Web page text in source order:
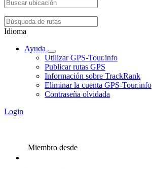
Idioma
Ayuda
Utilizar GPS-Tour.info
Publicar rutas GPS
Información sobre TrackRank
Eliminar la cuenta GPS-Tour.info
Contraseña olvidada
Login
Miembro desde